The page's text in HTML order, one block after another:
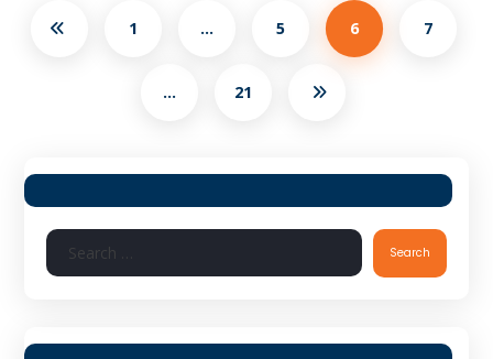
1 … 5 6 7
… 21
Search